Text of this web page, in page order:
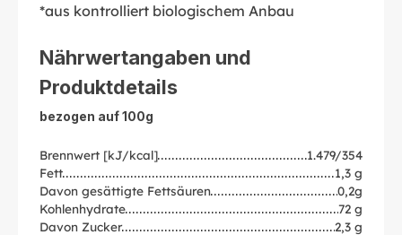
*aus kontrolliert biologischem Anbau
Nährwertangaben und
Produktdetails
bezogen auf 100g
Brennwert [kJ/kcal]
1.479/354
Fett
1,3 g
Davon gesättigte Fettsäuren
0,2g
Kohlenhydrate
72 g
Davon Zucker
2,3 g